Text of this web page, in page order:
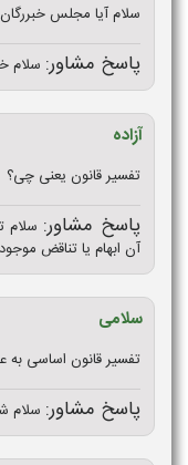
سلام آیا مجلس
پاسخ مشاور: سلام
آزاده
تفسیر قانون یعنی چی؟
پاسخ مشاور: سلام
آن ابهام یا تناقض
سلامی
تفسیر قانون اساسی
پاسخ مشاور: سلام شورای نگهبان